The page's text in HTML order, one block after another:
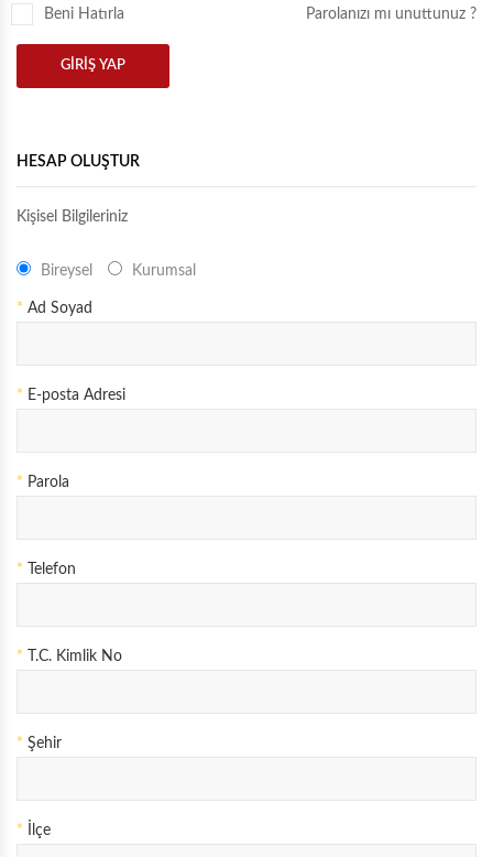
KÖŞE İKİLİ YATAKLI
KÖŞE İKİLİ KASALI
Beni Hatırla Parolanızı mı unuttunuz ?
GİRİŞ YAP
HESAP OLUŞTUR
Kişisel Bilgileriniz
Bireysel Kurumsal
* Ad Soyad
* E-posta Adresi
* Parola
* Telefon
* T.C. Kimlik No
* Şehir
* İlçe